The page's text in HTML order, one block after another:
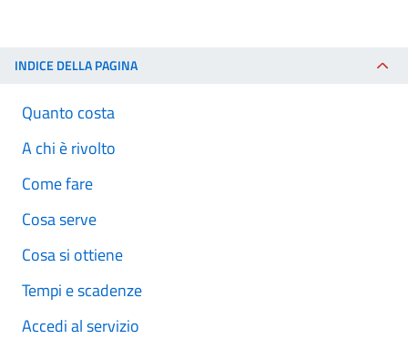
INDICE DELLA PAGINA
Quanto costa
A chi è rivolto
Come fare
Cosa serve
Cosa si ottiene
Tempi e scadenze
Accedi al servizio